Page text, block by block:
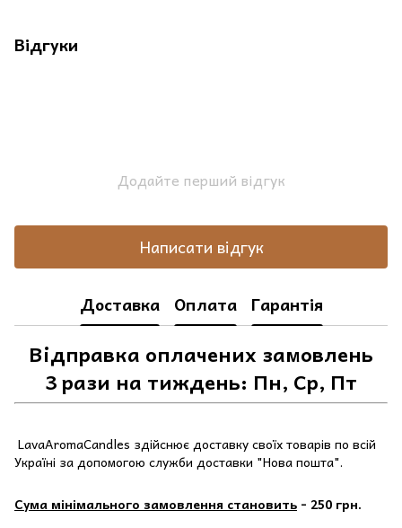
Відгуки
Додайте перший відгук
Написати відгук
Доставка Оплата Гарантія
Відправка оплачених замовлень
3 рази на тиждень: Пн, Ср, Пт
LavaAromaCandles здійснює доставку своїх товарів по всій
Україні за допомогою служби доставки "Нова пошта".
Сума мінімального замовлення становить - 250 грн.